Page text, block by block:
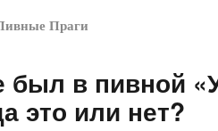
Праги
был в пивной
это или нет?